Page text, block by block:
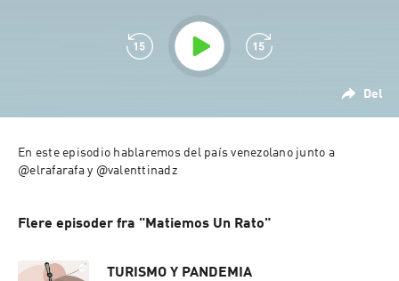
Del
En este episodio hablaremos del país venezolano junto a
@elrafarafa y @valenttinadz
Flere episoder fra "Matiemos Un Rato"
TURISMO Y PANDEMIA